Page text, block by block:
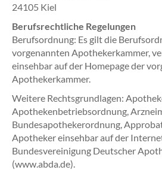
24105 Kiel
Berufsrechtliche Regelungen
Berufsordnung: Es gilt die
vorgenannten Apothekerkammer,
einsehbar auf der Homepage der
Apothekerkammer.
Weitere Rechtsgrundlagen:
Apothekenbetriebsordnung,
Bundesapothekerordnung,
Apotheker einsehbar auf der
Bundesvereinigung Deutscher
(www.abda.de).